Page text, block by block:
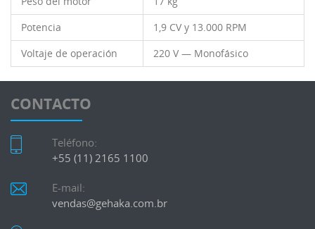
Potencia
1,9 CV y 13.000 RPM
Voltaje de operación
220 V — Monofásico
CONTACTO
Teléfono:
+55 (11) 2165 1100
E-mail:
vendas@gehaka.com.br